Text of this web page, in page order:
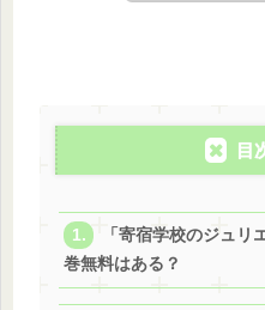
目
「寄宿学校のジュリ
巻無料はある？